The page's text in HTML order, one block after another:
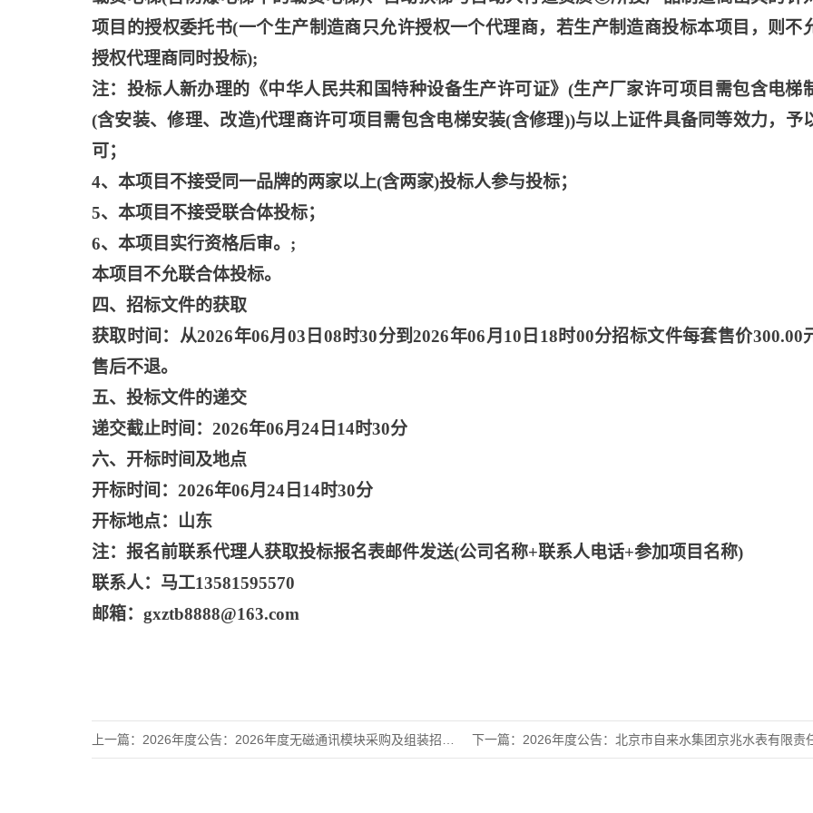
项目的授权委托书(一个生产制造商只允许授权一个代理商，若生产制造商投标本项目，则不
授权代理商同时投标);
注：投标人新办理的《中华人民共和国特种设备生产许可证》 (生产厂家许可项目需包含电梯
(含安装、修理、改造)代理商许可项目需包含电梯安装(含修理))与以上证件具备同等效力，予
可；
4、本项目不接受同一品牌的两家以上(含两家)投标人参与投标；
5、本项目不接受联合体投标；
6、本项目实行资格后审。;
本项目不允联合体投标。
四、招标文件的获取
获取时间：从2026年06月03日08时30分到2026年06月10日18时00分招标文件每套售价300.00
售后不退。
五、投标文件的递交
递交截止时间： 2026年06月24日14时30分
六、开标时间及地点
开标时间： 2026年06月24日14时30分
开标地点：山东
注：报名前联系代理人获取投标报名表邮件发送(公司名称+联系人电话+参加项目名称)
联系人：马工13581595570
邮箱： gxztb8888@163.com
上一篇： 2026年度公告：2026年度无磁通讯模块采购及组装招标公告 下一篇： 2026年度公告：北京市自来水集团京兆水表有限责任公司